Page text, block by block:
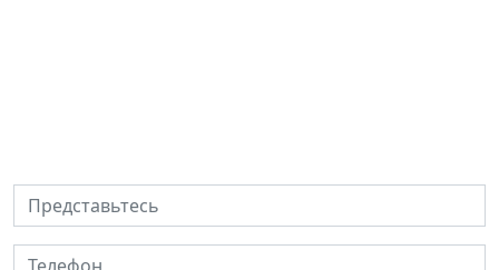
Представьтесь
Телефон